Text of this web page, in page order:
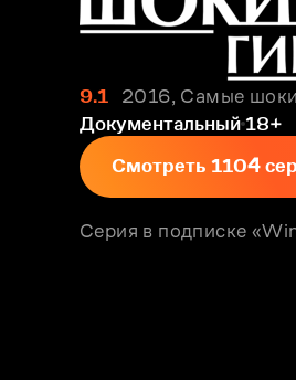
9.1
2016, Самые
Документальный 18+
Смотреть 1104
Серия в подписке